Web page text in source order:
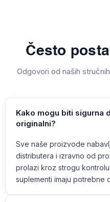
Često
Odgovori od naših
Kako mogu biti sigurna
originalni?
Sve naše proizvode
distributera i izravno od
prolazi kroz strogu
suplementi imaju potrebne